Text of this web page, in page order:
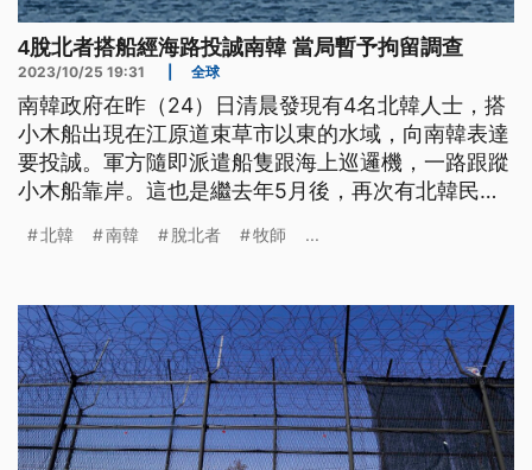
4脫北者搭船經海路投誠南韓 當局暫予拘留調查
2023/10/25 19:31 全球
南韓政府在昨（24）日清晨發現有4名北韓人士，搭
小木船出現在江原道束草市以東的水域，向南韓表達
要投誠。軍方隨即派遣船隻跟海上巡邏機，一路跟蹤
小木船靠岸。這也是繼去年5月後，再次有北韓民眾
留，進行調查。
北韓 南韓 脫北者 牧師 ...